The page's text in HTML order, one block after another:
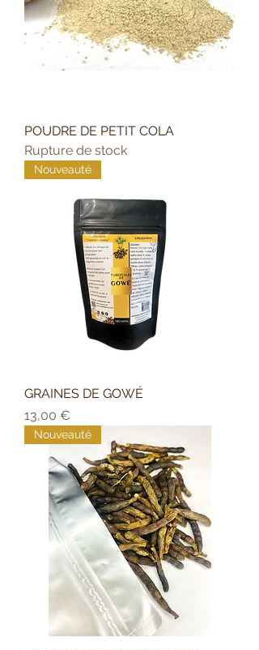
POUDRE DE PETIT COLA
Rupture de stock
Nouveauté
GRAINES DE GOWÉ
Prix
13,00 €
Nouveauté